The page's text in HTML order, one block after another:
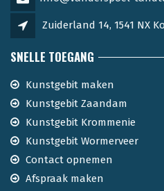
Zuiderland 14, 1541 NX
SNELLE TOEGANG
Kunstgebit maken
Kunstgebit Zaandam
Kunstgebit Krommenie
Kunstgebit Wormerveer
Contact opnemen
Afspraak maken